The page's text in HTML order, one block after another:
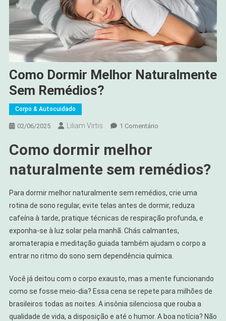
Como Dormir Melhor Naturalmente
Sem Remédios?
Corpo & Autocuidado
02/06/2025 Liliam Virtis 1 ComentárioEm
Naturalmente
Remédios?
Como dormir melhor
naturalmente sem remédios?
Para dormir melhor naturalmente sem remédios, crie uma
rotina de sono regular, evite telas antes de dormir, reduza
cafeína à tarde, pratique técnicas de respiração profunda, e
exponha-se à luz solar pela manhã. Chás calmantes,
aromaterapia e meditação guiada também ajudam o corpo a
entrar no ritmo do sono sem dependência química.
Você já deitou com o corpo exausto, mas a mente funcionando
como se fosse meio-dia? Essa cena se repete para milhões de
brasileiros todas as noites. A insônia silenciosa que rouba a
qualidade de vida, a disposição e até o humor. A boa notícia? Não